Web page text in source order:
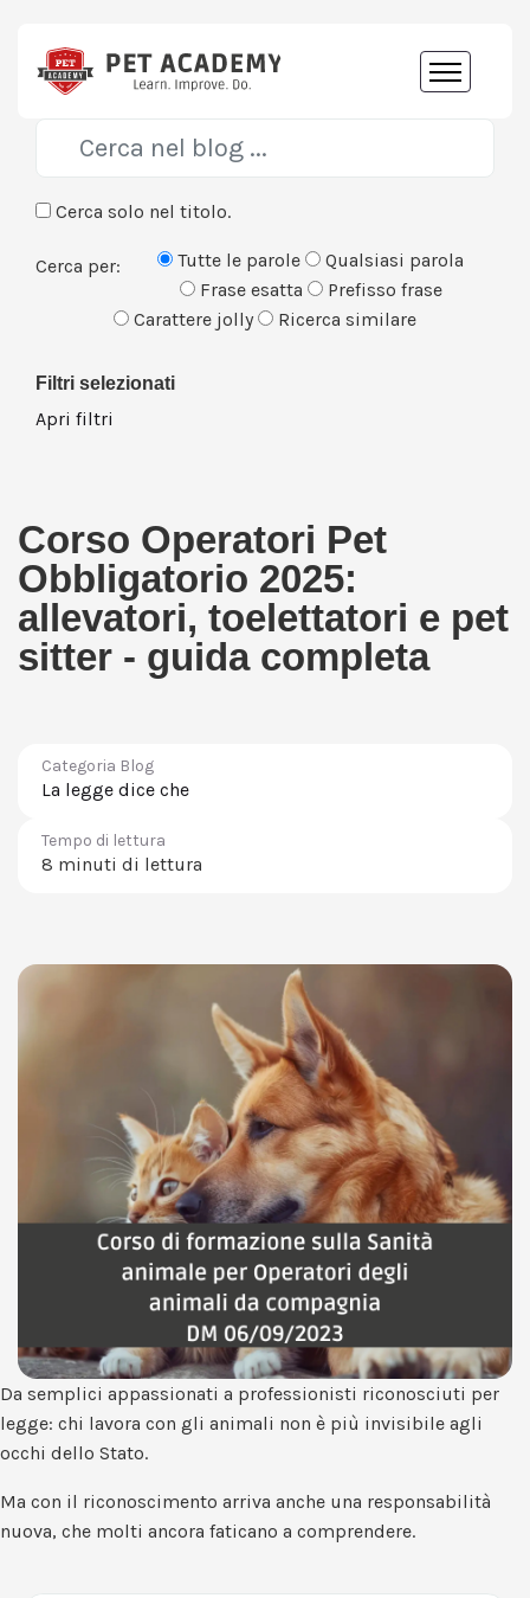
Cerca solo nel titolo.
Cerca per: Tutte le parole
Qualsiasi parola
Frase esatta
Prefisso frase
Carattere jolly
Ricerca similare
Filtri selezionati
Apri filtri
Corso Operatori Pet
Obbligatorio 2025:
allevatori, toelettatori e pet
sitter - guida completa
Categoria Blog
La legge dice che
Tempo di lettura
8 minuti di lettura
Da semplici appassionati a professionisti riconosciuti per
legge: chi lavora con gli animali non è più invisibile agli
occhi dello Stato.
Ma con il riconoscimento arriva anche una responsabilità
nuova, che molti ancora faticano a comprendere.